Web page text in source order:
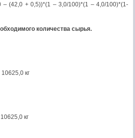
– (42,0 + 0,5))*(1 – 3,0/100)*(1 – 4,0/100)*(1-
количества сырья.
кг
кг